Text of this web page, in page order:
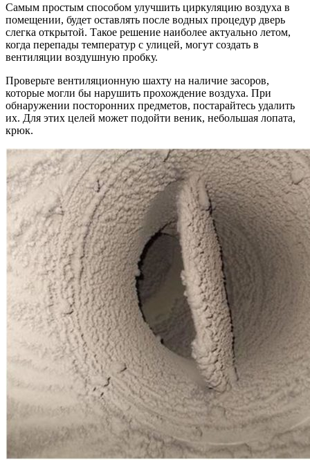
Самым простым способом улучшить циркуляцию воздуха в
помещении, будет оставлять после водных процедур дверь
слегка открытой. Такое решение наиболее актуально летом,
когда перепады температур с улицей, могут создать в
вентиляции воздушную пробку.
Проверьте вентиляционную шахту на наличие засоров,
которые могли бы нарушить прохождение воздуха. При
обнаружении посторонних предметов, постарайтесь удалить
их. Для этих целей может подойти веник, небольшая лопата,
крюк.